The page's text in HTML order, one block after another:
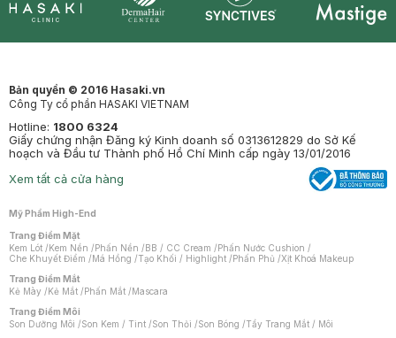
Bản quyền © 2016 Hasaki.vn
Công Ty cổ phần HASAKI VIETNAM
Hotline: 1800 6324
Giấy chứng nhận Đăng ký Kinh doanh số 0313612829 do Sở Kế
hoạch và Đầu tư Thành phố Hồ Chí Minh cấp ngày 13/01/2016
Xem tất cả cửa hàng
Mỹ Phẩm High-End
Trang Điểm Mặt
Kem Lót /Kem Nền /Phấn Nền /BB / CC Cream /Phấn Nước Cushion /
Che Khuyết Điểm /Má Hồng /Tạo Khối / Highlight /Phấn Phủ /Xịt Khoá Makeup
Trang Điểm Mắt
Kẻ Mày /Kẻ Mắt /Phấn Mắt /Mascara
Trang Điểm Môi
Son Dưỡng Môi /Son Kem / Tint /Son Thỏi /Son Bóng /Tẩy Trang Mắt / Môi